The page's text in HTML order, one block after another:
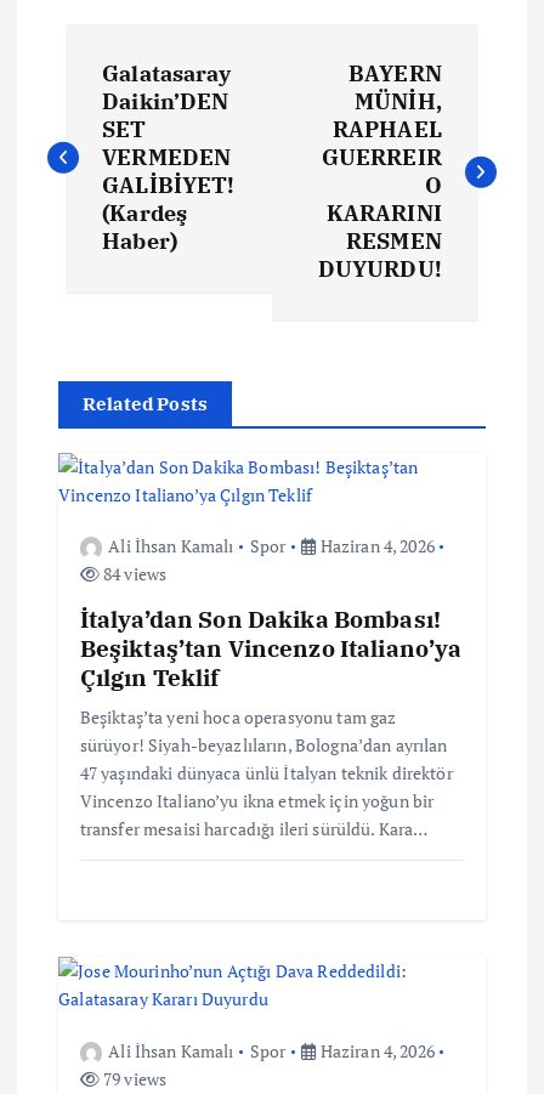
z
m
Galatasaray
Daikin’DEN
SET
VERMEDEN
GALİBİYET!
(Kardeş
Haber)
BAYERN
MÜNİH,
RAPHAEL
GUERREIR
O
KARARINI
RESMEN
DUYURDU!
Related Posts
Ali İhsan Kamalı Spor
Haziran 4, 2026
84 views
İtalya’dan Son Dakika Bombası!
Beşiktaş’tan Vincenzo Italiano’ya
Çılgın Teklif
Beşiktaş’ta yeni hoca operasyonu tam gaz
sürüyor! Siyah-beyazlıların, Bologna’dan ayrılan
47 yaşındaki dünyaca ünlü İtalyan teknik direktör
Vincenzo Italiano’yu ikna etmek için yoğun bir
transfer mesaisi harcadığı ileri sürüldü. Kara…
Ali İhsan Kamalı Spor
Haziran 4, 2026
79 views